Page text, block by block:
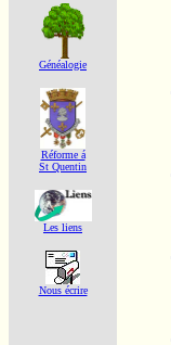
Généalogie
Réforme á
St Quentin
Les liens
Nous écrire